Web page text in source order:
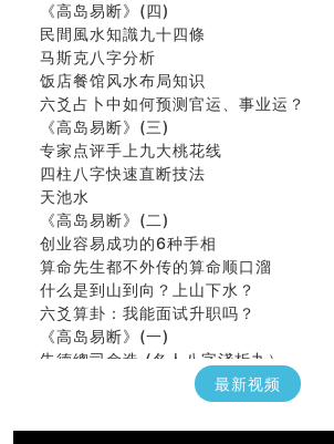
《高岛易断》(四)
民間風水知識九十四條
马斯克八字分析
饭店餐馆风水布局知识
六爻占卜中如何预测官运、事业运？
《高岛易断》(三)
专家点评手上九大桃花线
四柱八字快速直断技法
天池水
《高岛易断》(二)
创业容易成功的6种手相
算命先生都不外传的算命顺口溜
什么是到山到向？上山下水？
六爻算卦：我能面试升职吗？
《高岛易断》(一)
朱德總司命造 (名⼈⼋字淺析九）
刘燮鈞讲人相 手相论财运
如何给企业起名才能提高影响力
商铺风水布局
最新视频